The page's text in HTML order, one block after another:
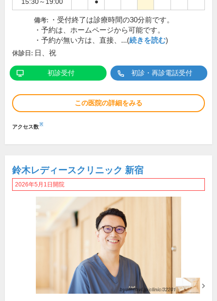
備考:
・受付終了は診療時間の30分前です。
・予約は、ホームページから可能です。
・予約が無い方は、直接、...(続きを読む)
休診日: 日、祝
初診受付 初診・再診電話受付
この医院の詳細をみる
アクセス数※
鈴木レディースクリニック 新宿
2026年5月1日開院